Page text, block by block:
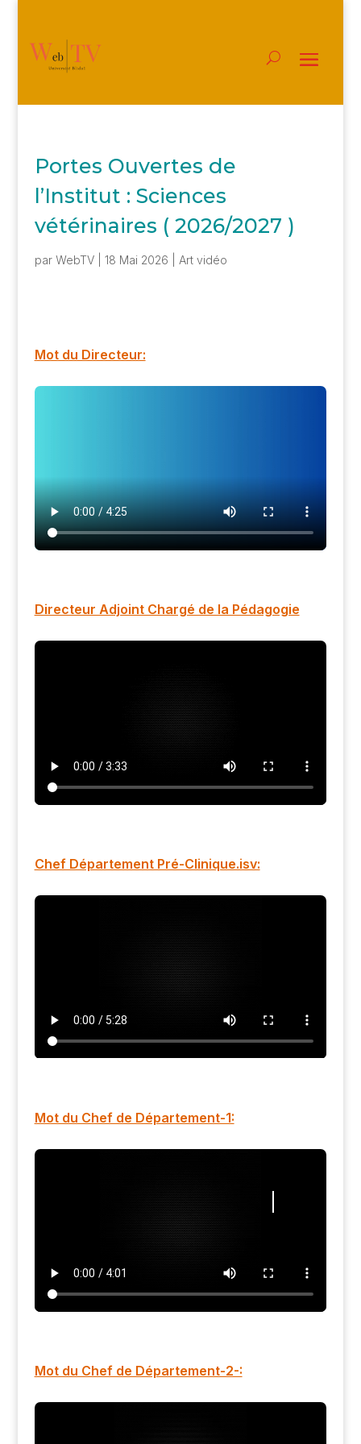
Portes Ouvertes de
l’Institut : Sciences
vétérinaires ( 2026/2027 )
par WebTV| 18 Mai 2026 Art vidéo
Mot du Directeur:
Directeur Adjoint Chargé de la Pédagogie
Chef Département Pré-Clinique.isv:
Mot du Chef de Département-1:
Mot du Chef de Département-2-: